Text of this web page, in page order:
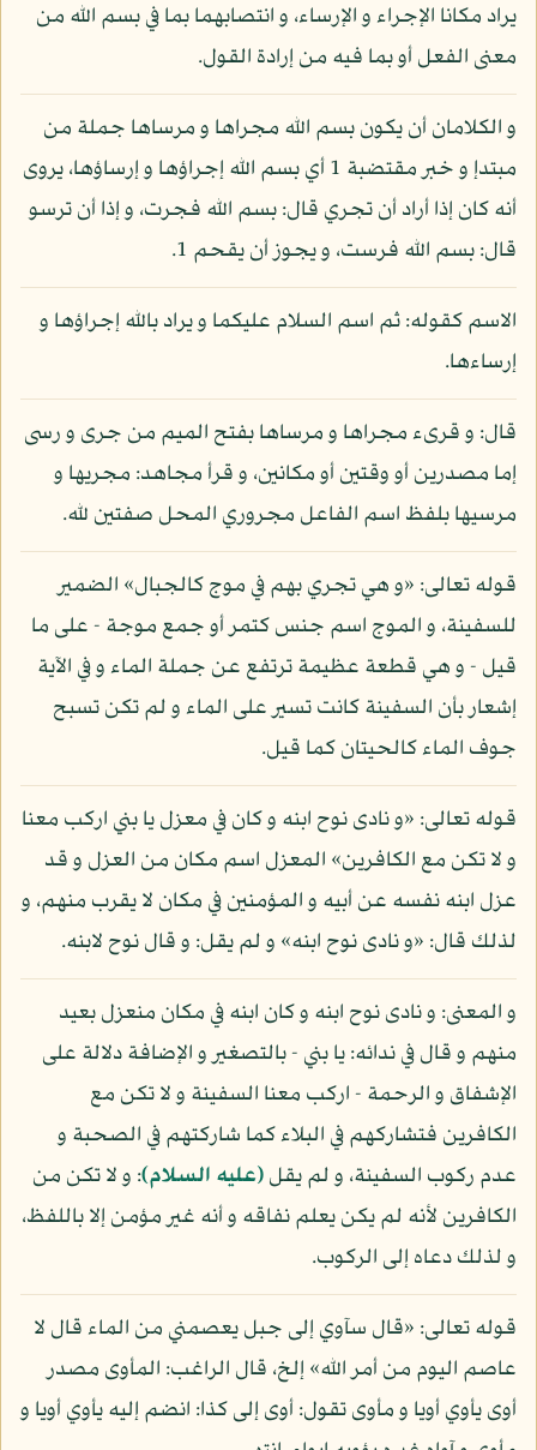
يراد مكانا الإجراء و الإرساء، و انتصابهما بما في بسم الله من
معنى الفعل أو بما فيه من إرادة القول.
و الكلامان أن يكون بسم الله مجراها و مرساها جملة من
مبتدإ و خبر مقتضبة 1 أي بسم الله إجراؤها و إرساؤها، يروى
أنه كان إذا أراد أن تجري قال: بسم الله فجرت، و إذا أن ترسو
قال: بسم الله فرست، و يجوز أن يقحم 1.
الاسم كقوله: ثم اسم السلام عليكما و يراد بالله إجراؤها و
إرساءها.
قال: و قرىء مجراها و مرساها بفتح الميم من جرى و رسى
إما مصدرين أو وقتين أو مكانين، و قرأ مجاهد: مجريها و
مرسيها بلفظ اسم الفاعل مجروري المحل صفتين لله.
قوله تعالى: «و هي تجري بهم في موج كالجبال» الضمير
للسفينة، و الموج اسم جنس كتمر أو جمع موجة - على ما
قيل - و هي قطعة عظيمة ترتفع عن جملة الماء و في الآية
إشعار بأن السفينة كانت تسير على الماء و لم تكن تسبح
جوف الماء كالحيتان كما قيل.
قوله تعالى: «و نادى نوح ابنه و كان في معزل يا بني اركب معنا
و لا تكن مع الكافرين» المعزل اسم مكان من العزل و قد
عزل ابنه نفسه عن أبيه و المؤمنين في مكان لا يقرب منهم، و
لذلك قال: «و نادى نوح ابنه» و لم يقل: و قال نوح لابنه.
و المعنى: و نادى نوح ابنه و كان ابنه في مكان منعزل بعيد
منهم و قال في ندائه: يا بني - بالتصغير و الإضافة دلالة على
الإشفاق و الرحمة - اركب معنا السفينة و لا تكن مع
الكافرين فتشاركهم في البلاء كما شاركتهم في الصحبة و
عدم ركوب السفينة، و لم يقل(عليه السلام): و لا تكن من
الكافرين لأنه لم يكن يعلم نفاقه و أنه غير مؤمن إلا باللفظ،
و لذلك دعاه إلى الركوب.
قوله تعالى: «قال سآوي إلى جبل يعصمني من الماء قال لا
عاصم اليوم من أمر الله» إلخ، قال الراغب: المأوى مصدر
أوى يأوي أويا و مأوى تقول: أوى إلى كذا: انضم إليه يأوي أويا و